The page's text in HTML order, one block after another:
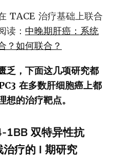
TACE 治疗基础上联合
读： 中晚期肝癌：系统
？如何联合？
乏，下面这几项研究都
在多数肝细胞癌上都
的治疗靶点。
1BB 双特异性抗
治疗的 I 期研究